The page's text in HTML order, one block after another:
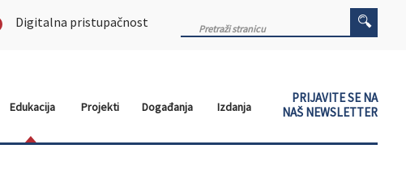
Digitalna pristupačnost
Edukacija Projekti Događanja Izdanja
PRIJAVITE SE NA
NAŠ NEWSLETTER